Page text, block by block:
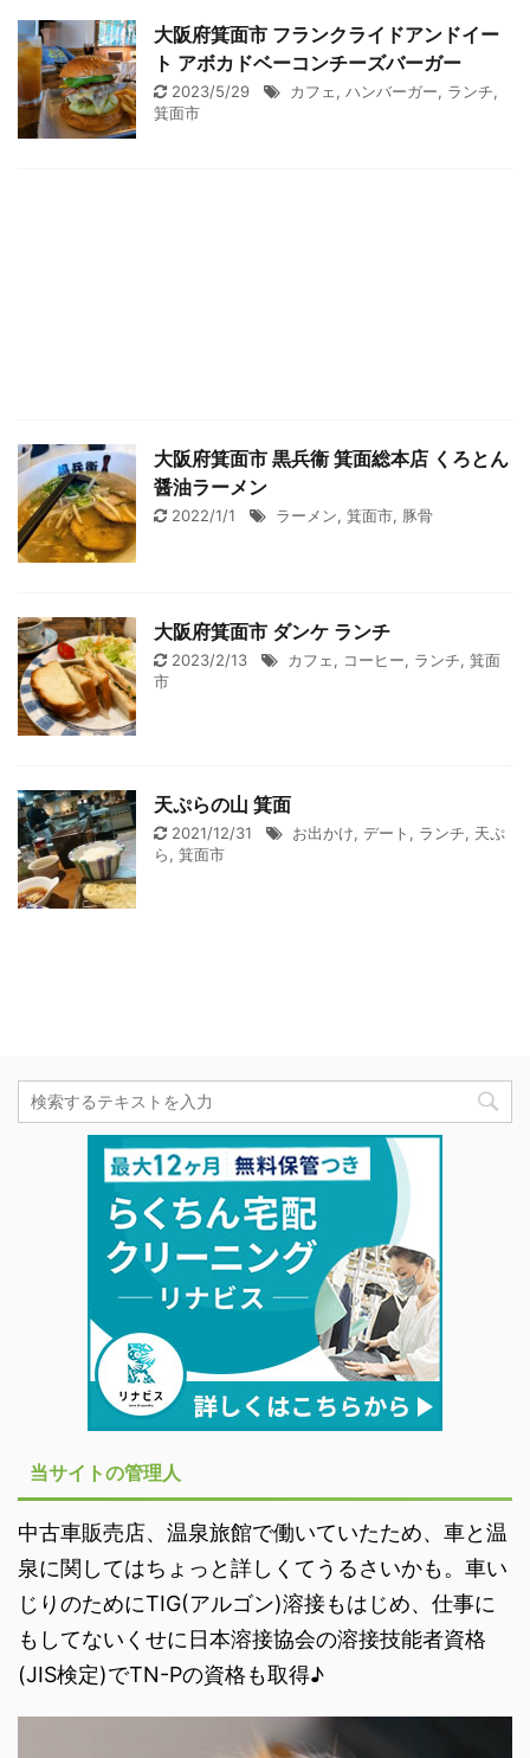
大阪府箕面市 フランクライドアンドイー
ト アボカドベーコンチーズバーガー
2023/5/29 カフェ, ハンバーガー, ランチ,
箕面市
大阪府箕面市 黒兵衞 箕面総本店 くろとん
醤油ラーメン
2022/1/1 ラーメン, 箕面市, 豚骨
大阪府箕面市 ダンケ ランチ
2023/2/13 カフェ, コーヒー, ランチ, 箕面
市
天ぷらの山 箕面
2021/12/31 お出かけ, デート , ランチ, 天ぷ
ら, 箕面市
当サイトの管理人
中古車販売店、温泉旅館で働いていたため、車と温
泉に関してはちょっと詳しくてうるさいかも。車い
じりのためにTIG(アルゴン)溶接もはじめ、仕事に
もしてないくせに日本溶接協会の溶接技能者資格
(JIS検定)でTN-Pの資格も取得♪